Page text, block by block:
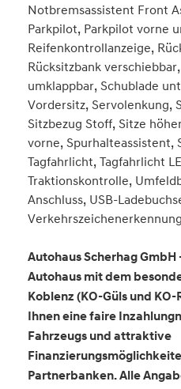
Notbremsassistent Front
Parkpilot, Parkpilot vorne
Reifenkontrollanzeige,
Rücksitzbank
umklappbar, Schublade
Vordersitz, Servolenkung,
Sitzbezug Stoff, Sitze
vorne, Spurhalteassistent,
Tagfahrlicht, Tagfahrlicht
Traktionskontrolle,
Anschluss, USB-
Autohaus Scherhag
Autohaus mit dem
Koblenz (KO-Güls und
Ihnen eine faire
Fahrzeugs und attraktive
Partnerbanken. Alle